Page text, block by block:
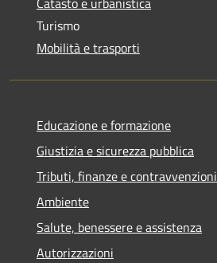
Turismo
Mobilità e trasporti
Educazione e formazione
Giustizia e sicurezza pubblica
Tributi, finanze e contravvenzioni
Ambiente
Salute, benessere e assistenza
Autorizzazioni